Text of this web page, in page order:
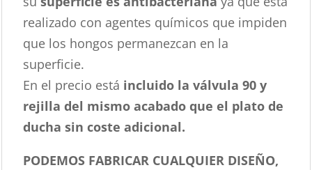
realizado con agentes químicos que impiden
que los hongos permanezcan en la
superficie.
En el precio está incluido la válvula 90 y
rejilla del mismo acabado que el plato de
ducha sin coste adicional.
PODEMOS FABRICAR CUALQUIER DISEÑO,